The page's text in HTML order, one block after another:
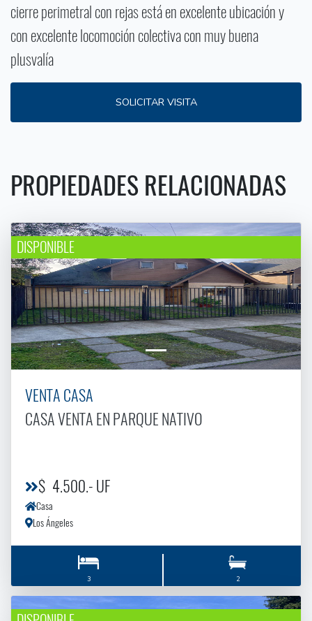
cierre perimetral con rejas está en excelente ubicación y
con excelente locomoción colectiva con muy buena
plusvalía
SOLICITAR VISITA
PROPIEDADES RELACIONADAS
DISPONIBLE
VENTA CASA
CASA VENTA EN PARQUE NATIVO
$ 4.500.- UF
Casa
Los Ángeles
3 2